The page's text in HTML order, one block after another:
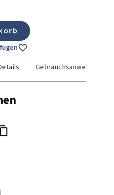
Gebrauchsanweisung